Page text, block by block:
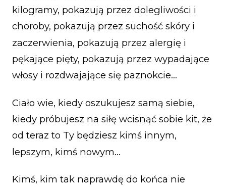
kilogramy, pokazują przez dolegliwości i
choroby, pokazują przez suchość skóry i
zaczerwienia, pokazują przez alergię i
pękające pięty, pokazują przez wypadające
włosy i rozdwajające się paznokcie…
Ciało wie, kiedy oszukujesz samą siebie,
kiedy próbujesz na siłę wcisnąć sobie kit, że
od teraz to Ty będziesz kimś innym,
lepszym, kimś nowym…
Kimś, kim tak naprawdę do końca nie